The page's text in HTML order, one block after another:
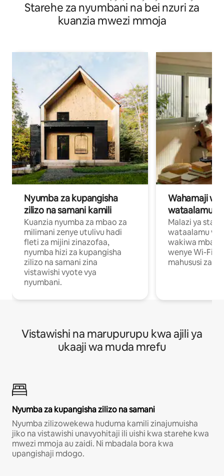
kikomo na vitanda viwili
Starehe za nyumbani na bei nzuri za
kuanzia mwezi mmoja
Nyumba za kupangisha
zilizo na samani kamili
Kuanzia nyumba za mbao za
milimani zenye utulivu hadi
fleti za mijini zinazofaa,
nyumba hizi za kupangisha
zilizo na samani zina
vistawishi vyote vya
nyumbani.
Wahamaji
wataalamu
Malazi ya
wataalamu
wakiwa mbali
wenye Wi-Fi
mahususi za
Vistawishi na marupurupu kwa ajili ya
ukaaji wa muda mrefu
Nyumba za kupangisha zilizo na samani
Nyumba zilizowekewa huduma kamili zinajumuisha
jiko na vistawishi unavyohitaji ili uishi kwa starehe kwa
mwezi mmoja au zaidi. Ni mbadala bora kwa
upangishaji mdogo.